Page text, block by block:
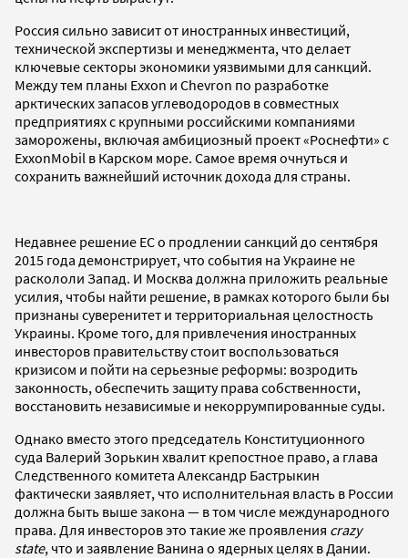
Россия сильно зависит от иностранных инвестиций,
технической экспертизы и менеджмента, что делает
ключевые секторы экономики уязвимыми для санкций.
Между тем планы Exxon и Chevron по разработке
арктических запасов углеводородов в совместных
предприятиях с крупными российскими компаниями
заморожены, включая амбициозный проект «Роснефти» с
ExxonMobil в Карском море. Самое время очнуться и
сохранить важнейший источник дохода для страны.
Недавнее решение ЕС о продлении санкций до сентября
2015 года демонстрирует, что события на Украине не
раскололи Запад. И Москва должна приложить реальные
усилия, чтобы найти решение, в рамках которого были бы
признаны суверенитет и территориальная целостность
Украины. Кроме того, для привлечения иностранных
инвесторов правительству стоит воспользоваться
кризисом и пойти на серьезные реформы: возродить
законность, обеспечить защиту права собственности,
восстановить независимые и некоррумпированные суды.
Однако вместо этого председатель Конституционного
суда Валерий Зорькин хвалит крепостное право, а глава
Следственного комитета Александр Бастрыкин
фактически заявляет, что исполнительная власть в России
должна быть выше закона — в том числе международного
права. Для инвесторов это такие же проявления crazy
state, что и заявление Ванина о ядерных целях в Дании.